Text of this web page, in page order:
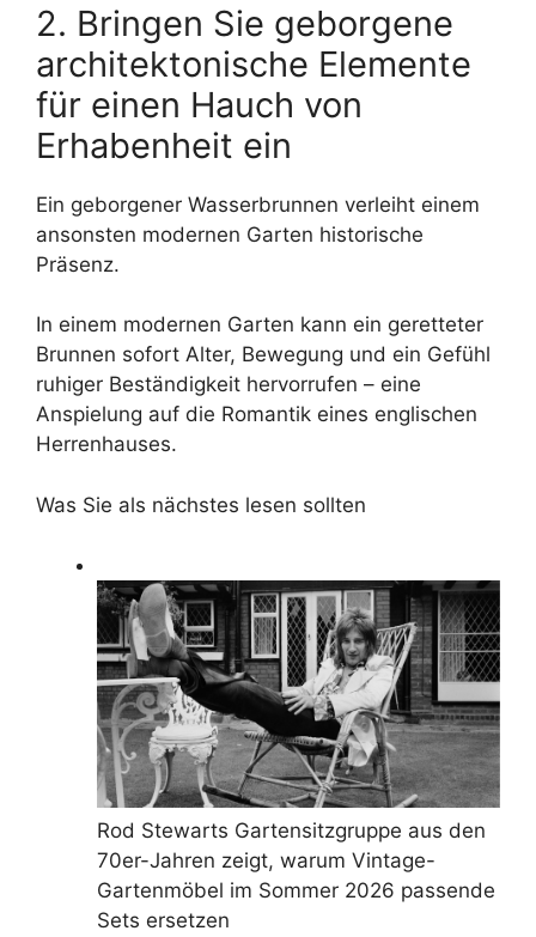
2. Bringen Sie geborgene
architektonische Elemente
für einen Hauch von
Erhabenheit ein
Ein geborgener Wasserbrunnen verleiht einem
ansonsten modernen Garten historische
Präsenz.
In einem modernen Garten kann ein geretteter
Brunnen sofort Alter, Bewegung und ein Gefühl
ruhiger Beständigkeit hervorrufen – eine
Anspielung auf die Romantik eines englischen
Herrenhauses.
Was Sie als nächstes lesen sollten
Rod Stewarts Gartensitzgruppe aus den
70er-Jahren zeigt, warum Vintage-
Gartenmöbel im Sommer 2026 passende
Sets ersetzen